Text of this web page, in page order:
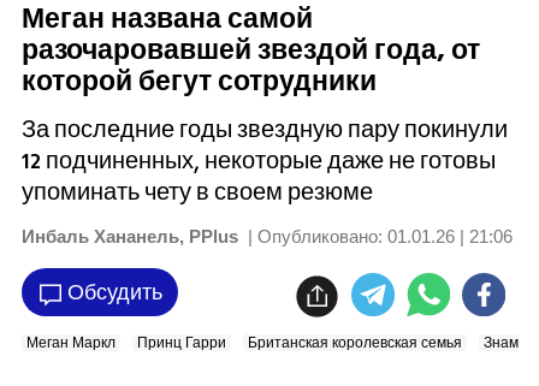
Меган названа самой
разочаровавшей звездой года, от
которой бегут сотрудники
За последние годы звездную пару покинули
12 подчиненных, некоторые даже не готовы
упоминать чету в своем резюме
Инбаль Хананель, PPlus | Опубликовано: 01.01.26 | 21:06
Обсудить
Меган Маркл Принц Гарри Британская королевская семья